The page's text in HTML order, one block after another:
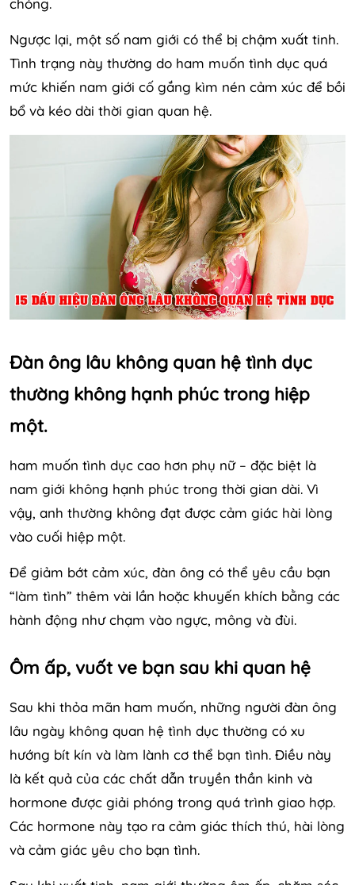
chóng.
Ngược lại, một số nam giới có thể bị chậm xuất tinh.
Tình trạng này thường do ham muốn tình dục quá
mức khiến nam giới cố gắng kìm nén cảm xúc để bồi
bổ và kéo dài thời gian quan hệ.
Đàn ông lâu không quan hệ tình dục
thường không hạnh phúc trong hiệp
một.
ham muốn tình dục cao hơn phụ nữ – đặc biệt là
nam giới không hạnh phúc trong thời gian dài. Vì
vậy, anh thường không đạt được cảm giác hài lòng
vào cuối hiệp một.
Để giảm bớt cảm xúc, đàn ông có thể yêu cầu bạn
“làm tình” thêm vài lần hoặc khuyến khích bằng các
hành động như chạm vào ngực, mông và đùi.
Ôm ấp, vuốt ve bạn sau khi quan hệ
Sau khi thỏa mãn ham muốn, những người đàn ông
lâu ngày không quan hệ tình dục thường có xu
hướng bít kín và làm lành cơ thể bạn tình. Điều này
là kết quả của các chất dẫn truyền thần kinh và
hormone được giải phóng trong quá trình giao hợp.
Các hormone này tạo ra cảm giác thích thú, hài lòng
và cảm giác yêu cho bạn tình.